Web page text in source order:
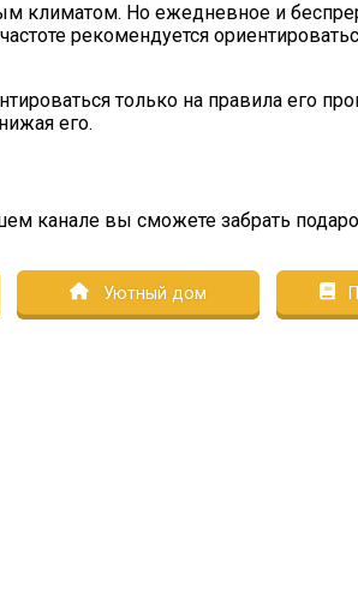
климатом. Но ежедневное и
рекомендуется
только на правила его
его.
канале вы сможете забрать
Уютный дом